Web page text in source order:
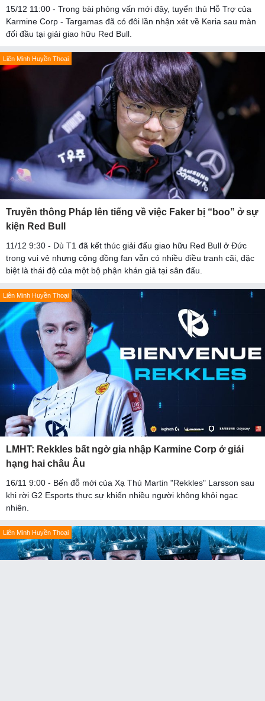
15/12 11:00 - Trong bài phỏng vấn mới đây, tuyển thủ Hỗ Trợ của
Karmine Corp - Targamas đã có đôi lần nhận xét về Keria sau màn
đối đầu tại giải giao hữu Red Bull.
Liên Minh Huyền Thoại
Truyền thông Pháp lên tiếng về việc Faker bị “boo” ở sự
kiện Red Bull
11/12 9:30 - Dù T1 đã kết thúc giải đấu giao hữu Red Bull ở Đức
trong vui vẻ nhưng cộng đồng fan vẫn có nhiều điều tranh cãi, đặc
biệt là thái độ của một bộ phận khán giả tại sân đấu.
Liên Minh Huyền Thoại
LMHT: Rekkles bất ngờ gia nhập Karmine Corp ở giải
hạng hai châu Âu
16/11 9:00 - Bến đỗ mới của Xạ Thủ Martin "Rekkles" Larsson sau
khi rời G2 Esports thực sự khiến nhiều người không khỏi ngạc
nhiên.
Liên Minh Huyền Thoại